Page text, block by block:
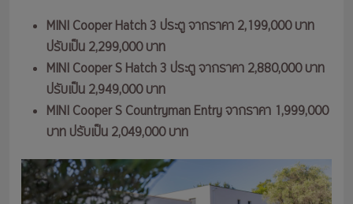
MINI Cooper Hatch 3 ประตู จากราคา 2,199,000 บาท
ปรับเป็น 2,299,000 บาท
MINI Cooper S Hatch 3 ประตู จากราคา 2,880,000 บาท
ปรับเป็น 2,949,000 บาท
MINI Cooper S Countryman Entry จากราคา 1,999,000
บาท ปรับเป็น 2,049,000 บาท